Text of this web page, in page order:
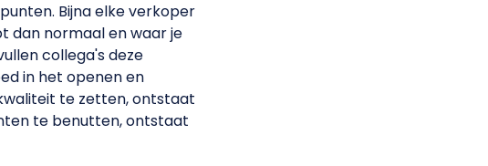
Bijna elke verkoper
dan normaal en waar je
collega's deze
in het openen en
te zetten, ontstaat
te benutten, ontstaat